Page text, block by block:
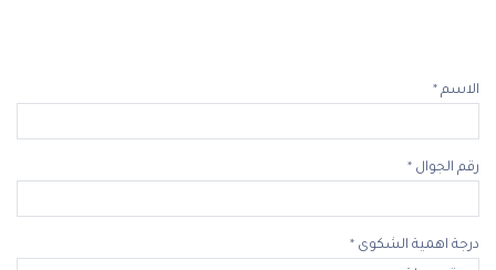
الاسم *
رقم الجوال *
درجة اهمية الشكوى *